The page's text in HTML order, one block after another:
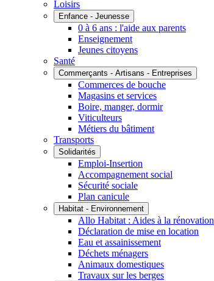
Loisirs
Enfance - Jeunesse
0 à 6 ans : l'aide aux parents
Enseignement
Jeunes citoyens
Santé
Commerçants - Artisans - Entreprises
Commerces de bouche
Magasins et services
Boire, manger, dormir
Viticulteurs
Métiers du bâtiment
Transports
Solidarités
Emploi-Insertion
Accompagnement social
Sécurité sociale
Plan canicule
Habitat - Environnement
Allo Habitat : Aides à la rénovation
Déclaration de mise en location
Eau et assainissement
Déchets ménagers
Animaux domestiques
Travaux sur les berges